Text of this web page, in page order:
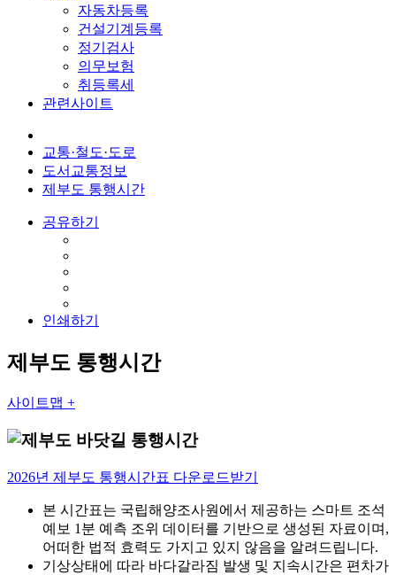
자동차등록
건설기계등록
정기검사
의무보험
취등록세
관련사이트
교통·철도·도로
도서교통정보
제부도 통행시간
공유하기
인쇄하기
제부도 통행시간
사이트맵 +
2026년 제부도 통행시간표 다운로드받기
본 시간표는 국립해양조사원에서 제공하는 스마트 조석
예보 1분 예측 조위 데이터를 기반으로 생성된 자료이며,
어떠한 법적 효력도 가지고 있지 않음을 알려드립니다.
기상상태에 따라 바다갈라짐 발생 및 지속시간은 편차가